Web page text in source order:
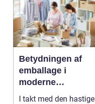
Betydningen af
emballage i
moderne
virksomheder
I takt med den hastige